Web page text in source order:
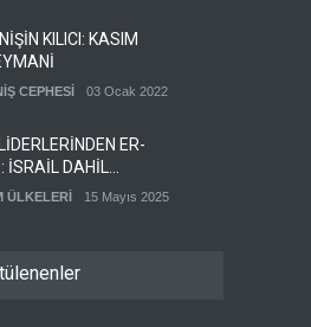
KILICI: KASIM
CEPHESİ 03 Ocak 2022
ER-
İSRAİL DAHİL
BARIŞ
ÜLKELERİ 15 Mayıs 2025
EBU